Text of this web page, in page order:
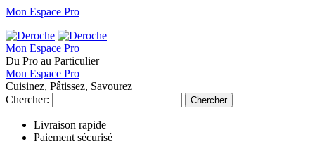
Mon Espace Pro
Mon Espace Pro
Du Pro au Particulier
Mon Espace Pro
Cuisinez, Pâtissez, Savourez
Chercher:
Chercher
Livraison rapide
Paiement sécurisé